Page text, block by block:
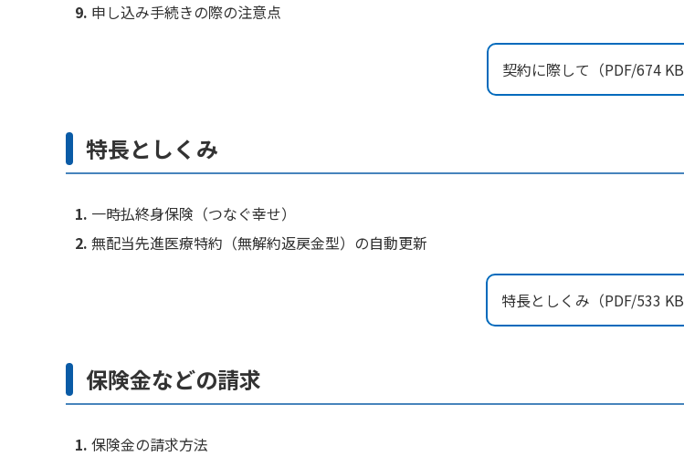
申し込み手続きの際の注意点
契約に際して 674 KB
特長としくみ
一時払終身保険（つなぐ幸せ）
無配当先進医療特約（無解約返戻金型）の自動更新
特長としくみ 533 KB
保険金などの請求
保険金の請求方法